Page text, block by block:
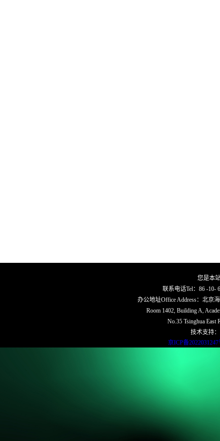
您是本
联系电话Tel：86 -10-
办公地址Office Address：北京
Room 1402, Building A,
No.35 Tsinghua East
技术支持：
京ICP备